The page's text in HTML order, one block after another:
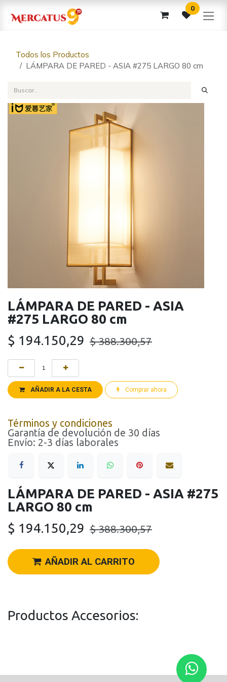
0
Todos los Productos
LÁMPARA DE PARED - ASIA #275 LARGO 80 cm
LÁMPARA DE PARED - ASIA
#275 LARGO 80 cm
$ 194.150,29 $388.300,57
AÑADIR A LA CESTA Comprar ahora
Términos y condiciones
Garantía de devolución de 30 días
Envío: 2-3 días laborales
LÁMPARA DE PARED - ASIA #275
LARGO 80 cm
$ 194.150,29 $388.300,57
AÑADIR AL CARRITO
Productos Accesorios: